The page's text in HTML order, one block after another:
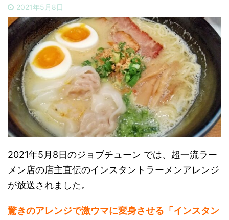
2021年5月8日
2021年5月8日のジョブチューン では、超一流ラー
メン店の店主直伝のインスタントラーメンアレンジ
が放送されました。
驚きのアレンジで激ウマに変身させる「インスタン